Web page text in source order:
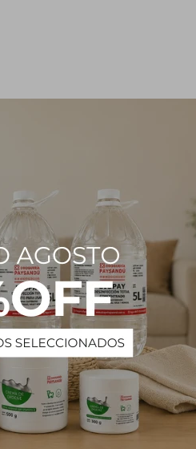
PUEDEN INTERESAR